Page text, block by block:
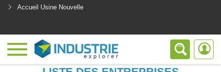
Accueil Usine Nouvelle